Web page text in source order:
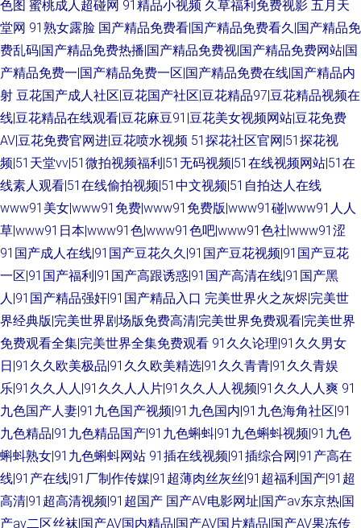
色图 蜜桃成人超碰网 91精品小视频 久草福利免费视影 五月天
堂网 91熟女露脸 国产精品免费看|国产精品免费看久|国产精品免
费乱码|国产精品免费热播|国产精品免费视|国产精品免费网站|国
产精品免费一|国产精品免费一区|国产精品免费在线|国产精品内
射 豆花国产成人社区|豆花国产社区|豆花精品97|豆花精品视频在
线|豆花精品在线观看|豆花麻豆91|豆花美女视频网站|豆花免费
AV|豆花免费官网进|豆花喷水视频 51探花社区官网|51探花视
频|51天堂vv|51微拍视频福利|51无码视频|51在线视频网站|51在
线素人观看|51在线偷拍视频|51中文视频|51自拍达人在线
www91美女|www91免费|www91免费版|www91碰|www91人人
草|www91日本|www91色|www91色吧|www91色社|www91涩
91国产成人在线|91国产豆花久久|91国产豆花视频|91国产豆花
一区|91国产福利|91国产高跟诱惑|91国产高清在线|91国产黑
人|91国产精品强奸|91国产精品入口 完美世界火之灰烬|完美世
界经典版|完美世界剧场版免费高清|完美世界免费观看|完美世界
免费观看全集|完美世界全集免费观看 91久久论理|91久久男女
日|91久久欧美极品|91久久欧美精选|91久久青青|91久久青娱
乐|91久久人人|91久久人人片|91久久人人视频|91久久人人爽 91
九色国产人妻|91九色国产视频|91九色国内|91九色海角社区|91
九色精品|91九色精品国产|91九色蝌蚪|91九色蝌蚪视频|91九色
蝌蚪熟女|91九色蝌蚪网站 91插在线视频|91插综合网|91产高在
线|91产在线|91厂制作传媒|91超薄肉丝灰丝|91超福利国产|91超
高清|91超高清视频|91超国产 国产AV电影网址|国产av东京热|国
产av二区丝袜|国产AV国内精品|国产AV国片精品|国产AV果冻传